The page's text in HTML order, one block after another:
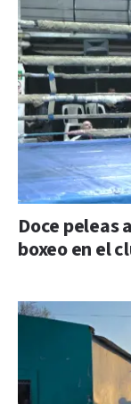
Doce peleas
boxeo en el